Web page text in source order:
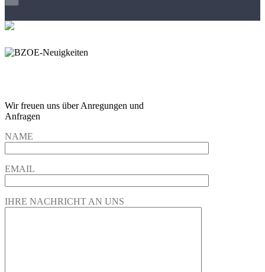
Wir freuen uns über Anregungen und
Anfragen
NAME
EMAIL
IHRE NACHRICHT AN UNS